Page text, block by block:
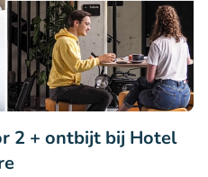
2 + ontbijt bij Hotel